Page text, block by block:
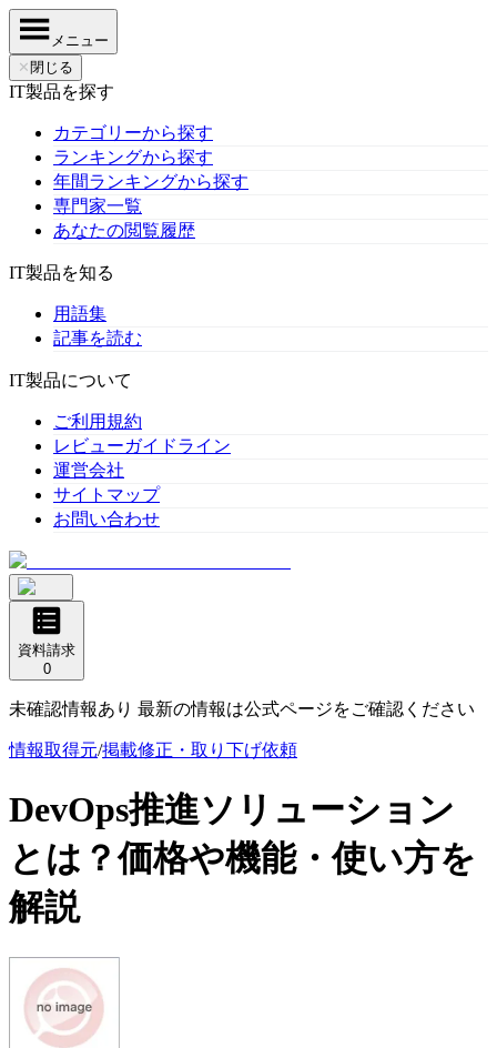
メニュー
✕ 閉じる
IT製品を探す
カテゴリーから探す
ランキングから探す
年間ランキングから探す
専門家一覧
あなたの閲覧履歴
IT製品を知る
用語集
記事を読む
IT製品について
ご利用規約
レビューガイドライン
運営会社
サイトマップ
お問い合わせ
資料請求
0
未確認情報あり 最新の情報は公式ページをご確認ください
情報取得元/掲載修正・取り下げ依頼
DevOps推進ソリューション
とは？価格や機能・使い方を
解説